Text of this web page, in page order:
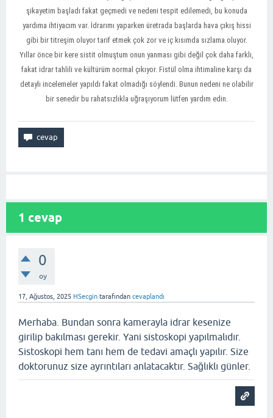
şikayetim başladı fakat geçmedi ve nedeni tespit edilemedi, bu konuda
yardıma ihtiyacım var. İdrarımı yaparken üretrada başlarda hava çıkış hissi
gibi bir titreşim oluyor tarif etmek çok zor ve iç kısımda sızlama oluyor.
Yıllar önce bir kere sistit olmuştum onun yanması gibi değil çok daha farklı,
fakat idrar tahlili ve kültürüm normal çıkıyor. Fistül olma ihtimaline karşı da
detaylı incelemeler yapıldı fakat olmadığı söylendi. Bunun nedeni ne olabilir
bir senedir bu rahatsızlıkla uğraşıyorum lütfen yardım edin.
1 cevap
0
oy
17, Ağustos, 2025 HSecgin tarafından cevaplandı
Merhaba. Bundan sonra kamerayla idrar kesenize
girilip bakılması gerekir. Yani sistoskopi yapılmalıdır.
Sistoskopi hem tanı hem de tedavi amaçlı yapılır. Size
doktorunuz size ayrıntıları anlatacaktır. Sağlıklı günler.